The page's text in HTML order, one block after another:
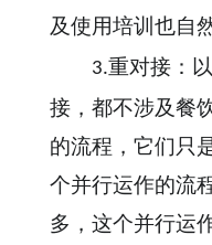
及使用培训也自
3.重对接：
接，都不涉及餐
的流程，它们只
个并行运作的流
多，这个并行运